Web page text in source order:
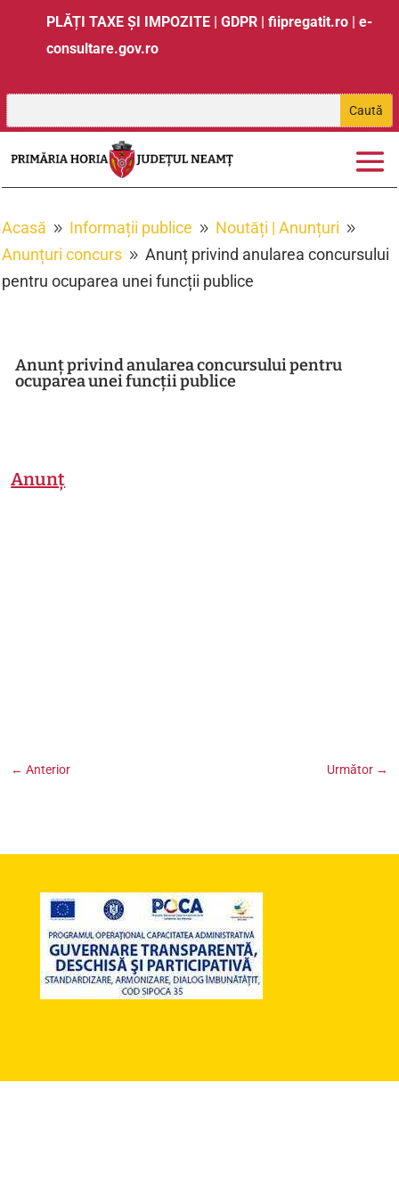
PLĂȚI TAXE ȘI IMPOZITE |GDPR |fiipregatit.ro |e-
consultare.gov.ro
Acasă 9 Informații publice 9 Noutăți | Anunțuri 9
Anunțuri concurs 9 Anunț privind anularea concursului
pentru ocuparea unei funcții publice
Anunț privind anularea concursului pentru
ocuparea unei funcții publice
Anunț
←Anterior Următor→